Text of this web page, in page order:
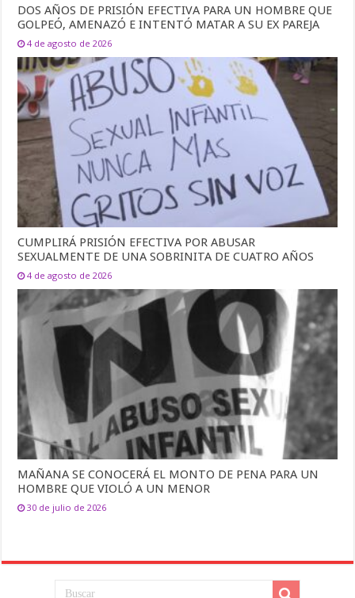
DOS AÑOS DE PRISIÓN EFECTIVA PARA UN HOMBRE QUE
GOLPEÓ, AMENAZÓ E INTENTÓ MATAR A SU EX PAREJA
4 de agosto de 2026
CUMPLIRÁ PRISIÓN EFECTIVA POR ABUSAR
SEXUALMENTE DE UNA SOBRINITA DE CUATRO AÑOS
4 de agosto de 2026
MAÑANA SE CONOCERÁ EL MONTO DE PENA PARA UN
HOMBRE QUE VIOLÓ A UN MENOR
30 de julio de 2026